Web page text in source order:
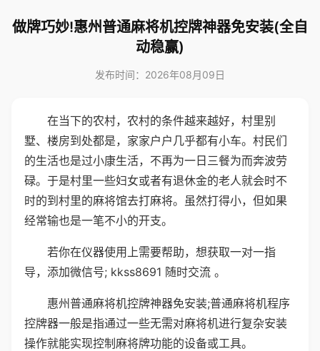
做牌巧妙!惠州普通麻将机控牌神器免安装(全自
动稳赢)
发布时间：2026年08月09日
在当下的农村，农村的条件越来越好，村里别
墅、楼房到处都是，家家户户几乎都有小车。村民们
的生活也是过小康生活，不再为一日三餐为而奔波劳
碌。于是村里一些妇女或者有退休金的老人就会时不
时的到村里的麻将馆去打麻将。虽然打得小，但如果
经常输也是一笔不小的开支。
若你在仪器使用上需要帮助，想获取一对一指
导，添加微信号; kkss8691 随时交流 。
惠州普通麻将机控牌神器免安装;普通麻将机程序
控牌器一般是指通过一些无需对麻将机进行复杂安装
操作就能实现控制麻将牌功能的设备或工具。